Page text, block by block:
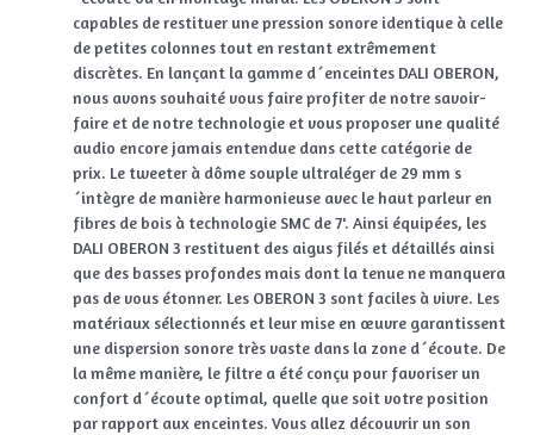
capables de restituer une pression sonore identique à celle
de petites colonnes tout en restant extrêmement
discrètes. En lançant la gamme d´enceintes DALI OBERON,
nous avons souhaité vous faire profiter de notre savoir-
faire et de notre technologie et vous proposer une qualité
audio encore jamais entendue dans cette catégorie de
prix. Le tweeter à dôme souple ultraléger de 29 mm s
´intègre de manière harmonieuse avec le haut parleur en
fibres de bois à technologie SMC de 7'. Ainsi équipées, les
DALI OBERON 3 restituent des aigus filés et détaillés ainsi
que des basses profondes mais dont la tenue ne manquera
pas de vous étonner. Les OBERON 3 sont faciles à vivre. Les
matériaux sélectionnés et leur mise en œuvre garantissent
une dispersion sonore très vaste dans la zone d´écoute. De
la même manière, le filtre a été conçu pour favoriser un
confort d´écoute optimal, quelle que soit votre position
par rapport aux enceintes. Vous allez découvrir un son